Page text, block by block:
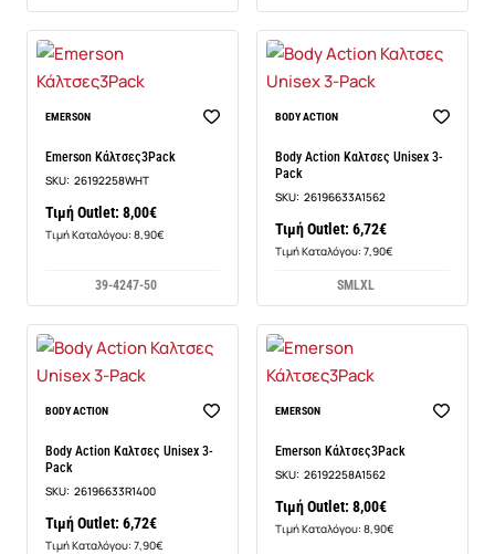
EMERSON
Emerson Κάλτσες3Pack
SKU: 26192258WHT
Τιμή Outlet: 8,00€
Τιμή Καταλόγου: 8,90€
39-4247-50
BODY ACTION
Body Action Καλτσες Unisex 3-
Pack
SKU: 26196633A1562
Τιμή Outlet: 6,72€
Τιμή Καταλόγου: 7,90€
SMLXL
BODY ACTION
Body Action Καλτσες Unisex 3-
Pack
SKU: 26196633R1400
Τιμή Outlet: 6,72€
Τιμή Καταλόγου: 7,90€
EMERSON
Emerson Κάλτσες3Pack
SKU: 26192258A1562
Τιμή Outlet: 8,00€
Τιμή Καταλόγου: 8,90€